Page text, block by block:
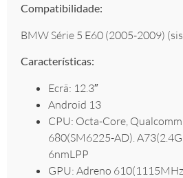
Compatibilidade:
BMW Série 5 E60 (2005-2009)
Características:
Ecrã: 12.3″
Android 13
CPU: Octa-Core,
680(SM6225-AD).
6nmLPP
GPU: Adreno